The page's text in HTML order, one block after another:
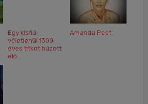
Egy kisfiú
véletlenül 1300
éves titkot húzott
elő ...
Amanda Peet